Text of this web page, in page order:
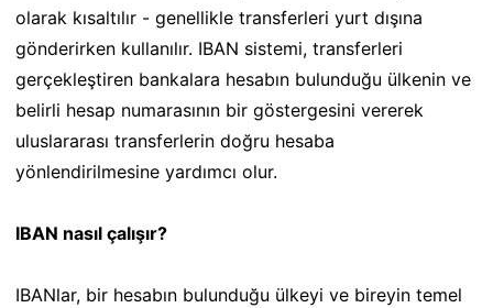
olarak kısaltılır - genellikle transferleri yurt dışına
gönderirken kullanılır. IBAN sistemi, transferleri
gerçekleştiren bankalara hesabın bulunduğu ülkenin ve
belirli hesap numarasının bir göstergesini vererek
uluslararası transferlerin doğru hesaba
yönlendirilmesine yardımcı olur.
IBAN nasıl çalışır?
IBANlar, bir hesabın bulunduğu ülkeyi ve bireyin temel